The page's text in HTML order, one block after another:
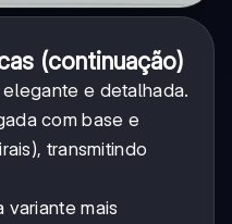
(continuação)
elegante e detalhada.
com base e
transmitindo
variante mais